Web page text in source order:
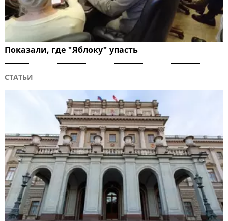
Показали, где "Яблоку" упасть
СТАТЬИ